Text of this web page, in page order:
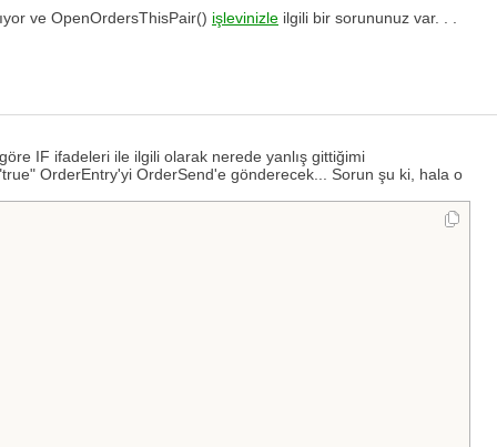
ve OpenOrdersThisPair() işlevinizle ilgili bir sorununuz var. . .
IF ifadeleri ile ilgili olarak nerede yanlış gittiğimi
OrderEntry'yi OrderSend'e gönderecek... Sorun şu ki, hala o